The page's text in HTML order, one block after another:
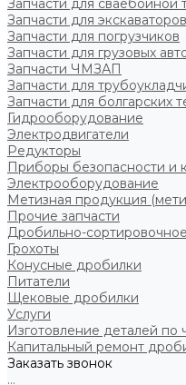
Запчасти для сваебойной
Запчасти для экскаваторов
Запчасти для погрузчиков
Запчасти для грузовых
Запчасти ЧМЗАП
Запчасти для
Запчасти для болгарских
Гидрооборудование
Электродвигатели
Редукторы
Приборы безопасности и
Электрооборудование
Метизная продукция
Прочие запчасти
Дробильно-
Грохоты
Конусные дробилки
Питатели
Щековые дробилки
Услуги
Изготовление деталей по
Капитальный ремонт
Заказать звонок
...